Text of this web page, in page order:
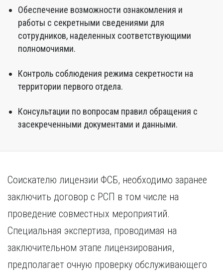
Обеспечение возможности ознакомления и
работы с секретными сведениями для
сотрудников, наделенных соответствующими
полномочиями.
Контроль соблюдения режима секретности на
территории первого отдела.
Консультации по вопросам правил обращения с
засекреченными документами и данными.
Соискателю лицензии ФСБ, необходимо заранее
заключить договор с РСП в том числе на
проведение совместных мероприятий.
Специальная экспертиза, проводимая на
заключительном этапе лицензирования,
предполагает очную проверку обслуживающего